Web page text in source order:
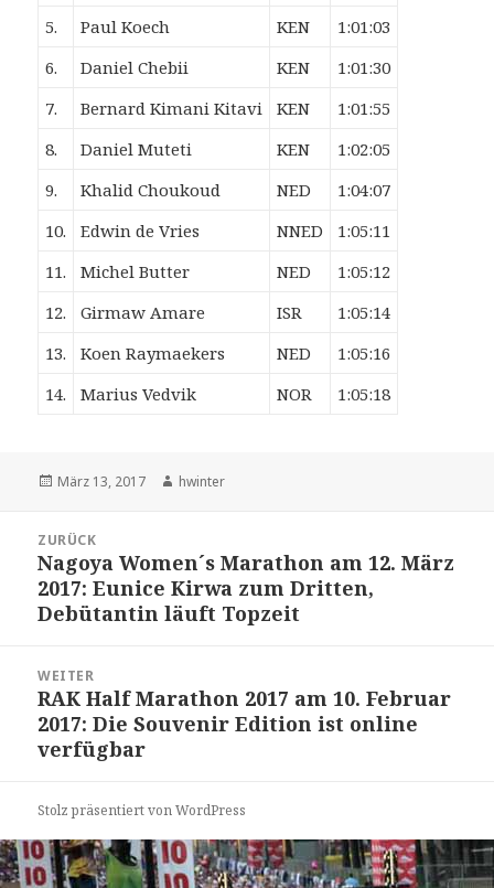
5. Paul Koech KEN
1:01:03
6.
Daniel Chebii KEN
1:01:30
7.
Bernard Kimani Kitavi KEN
1:01:55
8.
Daniel Muteti KEN
1:02:05
9.
Khalid Choukoud NED
1:04:07
10.
Edwin de Vries NNED
1:05:11
11.
Michel Butter NED
1:05:12
12.
Girmaw Amare ISR
1:05:14
13.
Koen Raymaekers NED
1:05:16
14.
Marius Vedvik NOR 1:05:18
Veröffentlicht
März 13, 2017 Autor
hwinter
Navigation
ZURÜCK
Vorheriger
Beitrag:
Nagoya Women´s Marathon am 12. März
2017: Eunice Kirwa zum Dritten,
Debütantin läuft Topzeit
WEITER
Nächster
Beitrag:
RAK Half Marathon 2017 am 10. Februar
2017: Die Souvenir Edition ist online
verfügbar
Stolz präsentiert von WordPress